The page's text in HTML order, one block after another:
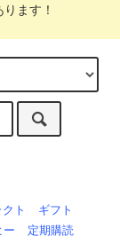
ます！
クト
ギフト
ー
定期購読